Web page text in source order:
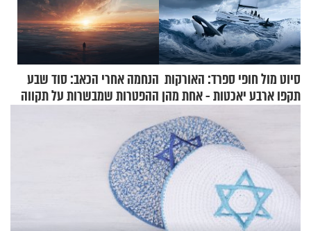
סיוט מול חופי ספרד: האורקות
תקפו ארבע יאכטות - אחת מהן
הנחמה אחרי הכאב: סוד שבע
ההפטרות שמבשרות על תקווה